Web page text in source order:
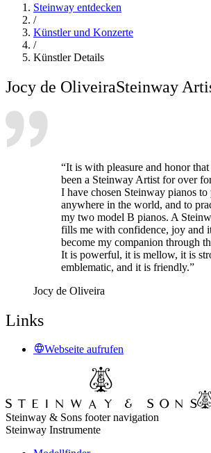
Steinway entdecken
/
Künstler und Konzerte
/
Künstler Details
Jocy de OliveiraSteinway
“It is with pleasure and honor
been a Steinway Artist for over
I have chosen Steinway pianos to
anywhere in the world, and to
my two model B pianos. A
fills me with confidence, joy and
become my companion through
It is powerful, it is mellow, it is
emblematic, and it is friendly.”
Jocy de Oliveira
Links
Webseite aufrufen
Steinway & Sons footer navigation
Steinway Instrumente